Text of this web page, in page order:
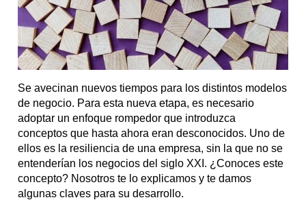
Se avecinan nuevos tiempos para los distintos modelos
de negocio. Para esta nueva etapa, es necesario
adoptar un enfoque rompedor que introduzca
conceptos que hasta ahora eran desconocidos. Uno de
ellos es la resiliencia de una empresa, sin la que no se
entenderían los negocios del siglo XXI. ¿Conoces este
concepto? Nosotros te lo explicamos y te damos
algunas claves para su desarrollo.